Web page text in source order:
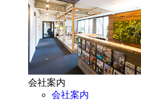
会社案内
会社案内